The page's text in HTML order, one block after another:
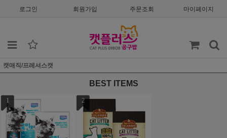
로그인 회원가입 주문조회 마이페이지
캣매직/프레셔스캣
BEST ITEMS
1 2